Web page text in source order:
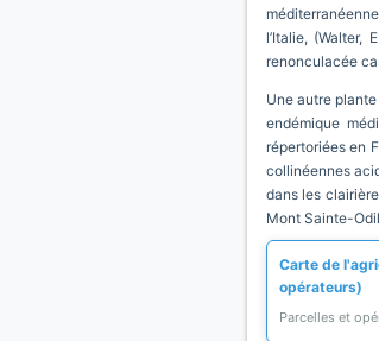
l’Italie,
renonculacée
Une autre
endémique
répertoriées en
collinéennes
dans les
Mont Sainte-
Carte de
opérateurs)
Parcelles et